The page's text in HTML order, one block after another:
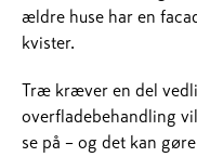
ældre huse har en
kvister.
Træ kræver en del
overfladebehandling
se på – og det kan